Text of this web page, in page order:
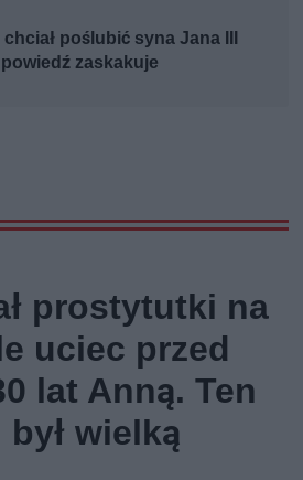
poślubić syna Jana III
zaskakuje
prostytutki na
uciec przed
lat Anną. Ten
wielką